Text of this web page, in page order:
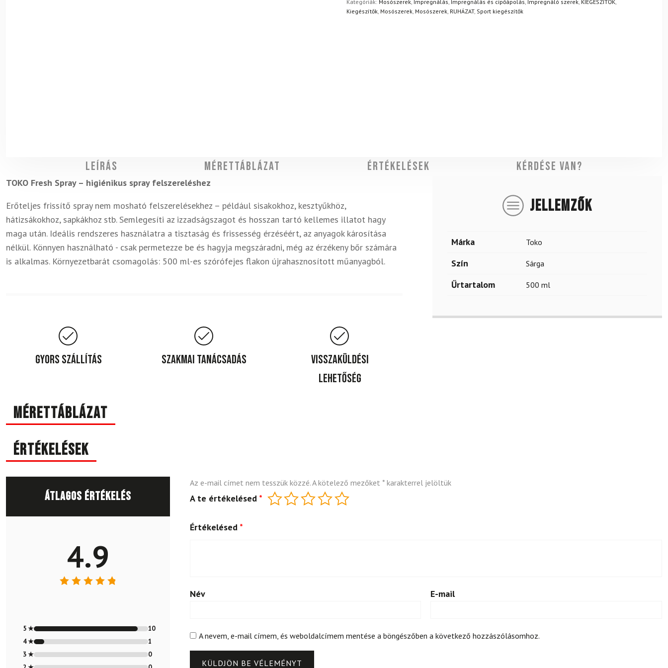
Kategóriák: Mosószerek, Impregnálás Impregnálás és cipőápolás Impregnáló szerek, KIEGÉSZÍTŐK,
Kiegészítők, Mosószerek, Mosószerek, RUHÁZAT, Sport kiegészítők
Leírás Mérettáblázat Értékelések Kérdése van?
TOKO Fresh Spray – higiénikus spray felszereléshez
Erőteljes frissítő spray nem mosható felszerelésekhez – például sisakokhoz, kesztyűkhöz,
hátizsákokhoz, sapkákhoz stb. Semlegesíti az izzadságszagot és hosszan tartó kellemes illatot hagy
maga után. Ideális rendszeres használatra a tisztaság és frissesség érzéséért, az anyagok károsítása
nélkül. Könnyen használható - csak permetezze be és hagyja megszáradni, még az érzékeny bőr számára
is alkalmas. Környezetbarát csomagolás: 500 ml-es szórófejes flakon újrahasznosított műanyagból.
Gyors szállítás Szakmai tanácsadás
Visszaküldési
lehetőség
JELLEMZŐK
Márka Toko
Szín Sárga
Űrtartalom 500 ml
Mérettáblázat
Értékelések
Átlagos értékelés
4.9
5 ★
10
4 ★
1
3 ★
0
Az e-mail címet nem tesszük közzé.A kötelező mezőket *karakterrel jelöltük
A te értékelésed *
Értékelésed *
Név E-mail
A nevem, e-mail címem, és weboldalcímem mentése a böngészőben a következő hozzászólásomhoz.